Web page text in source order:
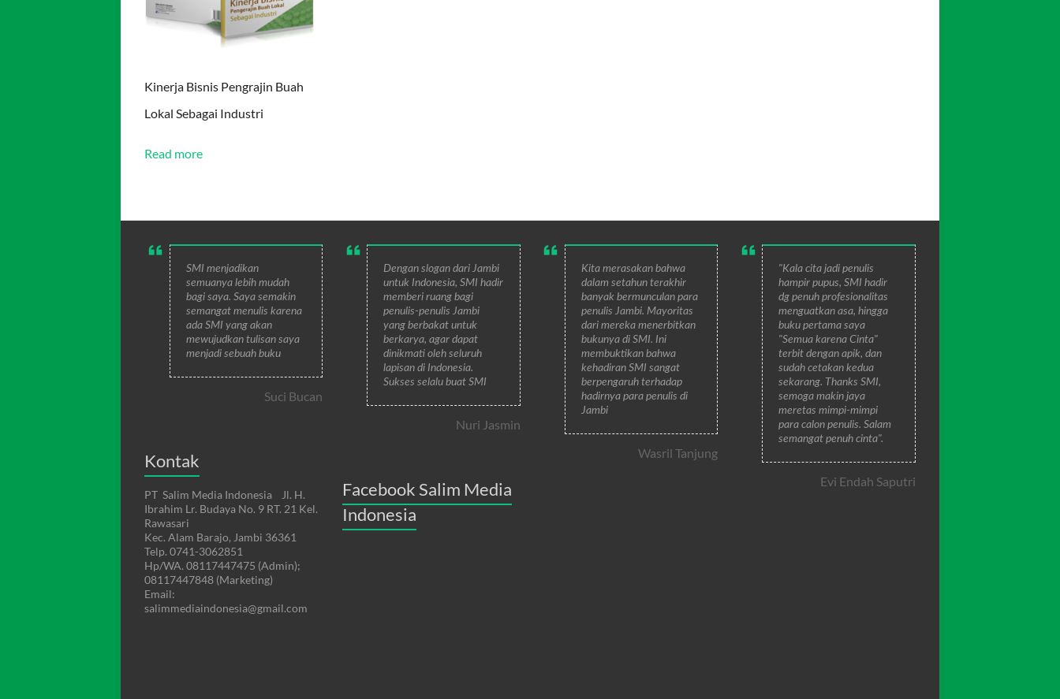
Kinerja Bisnis Pengrajin Buah
Lokal Sebagai Industri
Read more
SMI menjadikan
semuanya lebih mudah
bagi saya. Saya semakin
semangat menulis karena
ada SMI yang akan
mewujudkan tulisan saya
menjadi sebuah buku
Suci Bucan
Kontak
PT Salim Media Indonesia Jl. H.
Ibrahim Lr. Budaya No. 9 RT. 21 Kel.
Rawasari
Kec. Alam Barajo, Jambi 36361
Telp. 0741-3062851
Hp/WA. 08117447475 (Admin);
08117447848 (Marketing)
Email:
salimmediaindonesia@gmail.com
Dengan slogan dari Jambi
untuk Indonesia, SMI hadir
memberi ruang bagi
penulis-penulis Jambi
yang berbakat untuk
berkarya, agar dapat
dinikmati oleh seluruh
lapisan di Indonesia.
Sukses selalu buat SMI
Nuri Jasmin
Facebook Salim Media
Indonesia
Kita merasakan bahwa
dalam setahun terakhir
banyak bermunculan para
penulis Jambi. Mayoritas
dari mereka menerbitkan
bukunya di SMI. Ini
membuktikan bahwa
kehadiran SMI sangat
berpengaruh terhadap
hadirnya para penulis di
Jambi
Wasril Tanjung
"Kala cita jadi penulis
hampir pupus, SMI hadir
dg penuh profesionalitas
menguatkan asa, hingga
buku pertama saya
"Semua karena Cinta"
terbit dengan apik, dan
sudah cetakan kedua
sekarang. Thanks SMI,
semoga makin jaya
meretas mimpi-mimpi
para calon penulis. Salam
semangat penuh cinta".
Evi Endah Saputri